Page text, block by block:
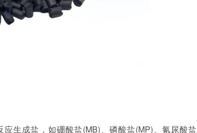
生成盐，如硼酸盐(MB)、磷酸盐(MP)、氰尿酸盐